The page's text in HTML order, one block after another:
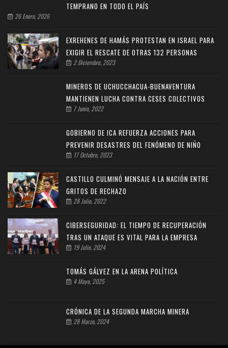
TEMPRANO EN TODO EL PAÍS
26 Enero, 2026
EXREHENES DE HAMÁS PROTESTAN EN ISRAEL PARA
EXIGIR EL RESCATE DE OTRAS 132 PERSONAS
2 Diciembre, 2023
MINEROS DE UCHUCCHACUA-BUENAVENTURA
MANTIENEN LUCHA CONTRA CESES COLECTIVOS
7 Junio, 2022
GOBIERNO DE ICA REFUERZA ACCIONES PARA
PREVENIR DESASTRES DEL FENÓMENO DE NIÑO
17 Octubre, 2023
CASTILLO CULMINÓ MENSAJE A LA NACIÓN ENTRE
GRITOS DE RECHAZO
28 Julio, 2022
CIBERSEGURIDAD: EL TIEMPO DE RECUPERACIÓN
TRAS UN ATAQUE ES VITAL PARA LA EMPRESA
19 Julio, 2024
TOMÁS GÁLVEZ EN LA ARENA POLÍTICA
4 Mayo, 2025
CRÓNICA DE LA SEGUNDA MARCHA MINERA
28 Marzo, 2024